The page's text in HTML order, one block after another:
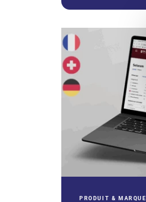
CATÉGORIES :
PRODUIT & MARQUE